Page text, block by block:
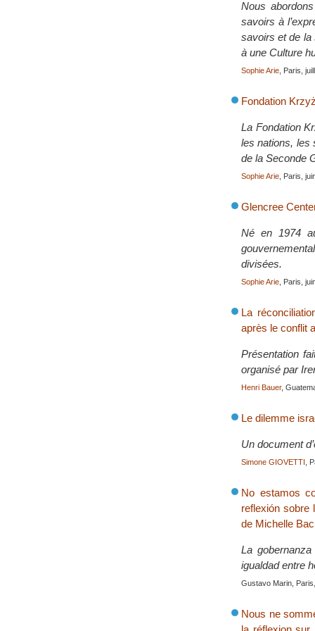
Nous
savoirs à
savoirs et de la
à une Culture
Sophie Arie , Paris,
Fondation
La Fondation
les nations, les
de la Seconde
Sophie Arie , Paris,
Glencree
Né en 1974
divisées.
Sophie Arie , Paris,
La
après le conflit
Présentation
organisé par
Henri Bauer,
Le dilemme
Un document
Simone GIOVETTI ,
No estamos
reflexión sobre
de Michelle
La
igualdad entre
Gustavo Marin,
Nous ne